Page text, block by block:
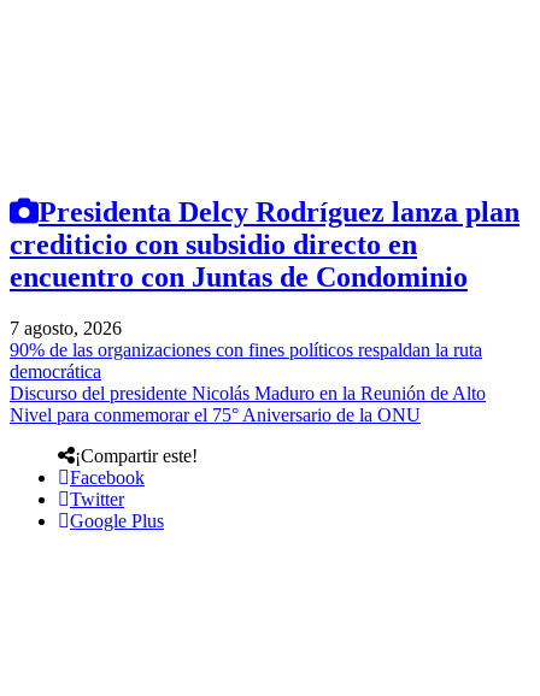
Presidenta Delcy Rodríguez lanza plan
crediticio con subsidio directo en
encuentro con Juntas de Condominio
7 agosto, 2026
90% de las organizaciones con fines políticos respaldan la ruta
democrática
Discurso del presidente Nicolás Maduro en la Reunión de Alto
Nivel para conmemorar el 75° Aniversario de la ONU
¡Compartir este!
Facebook
Twitter
Google Plus